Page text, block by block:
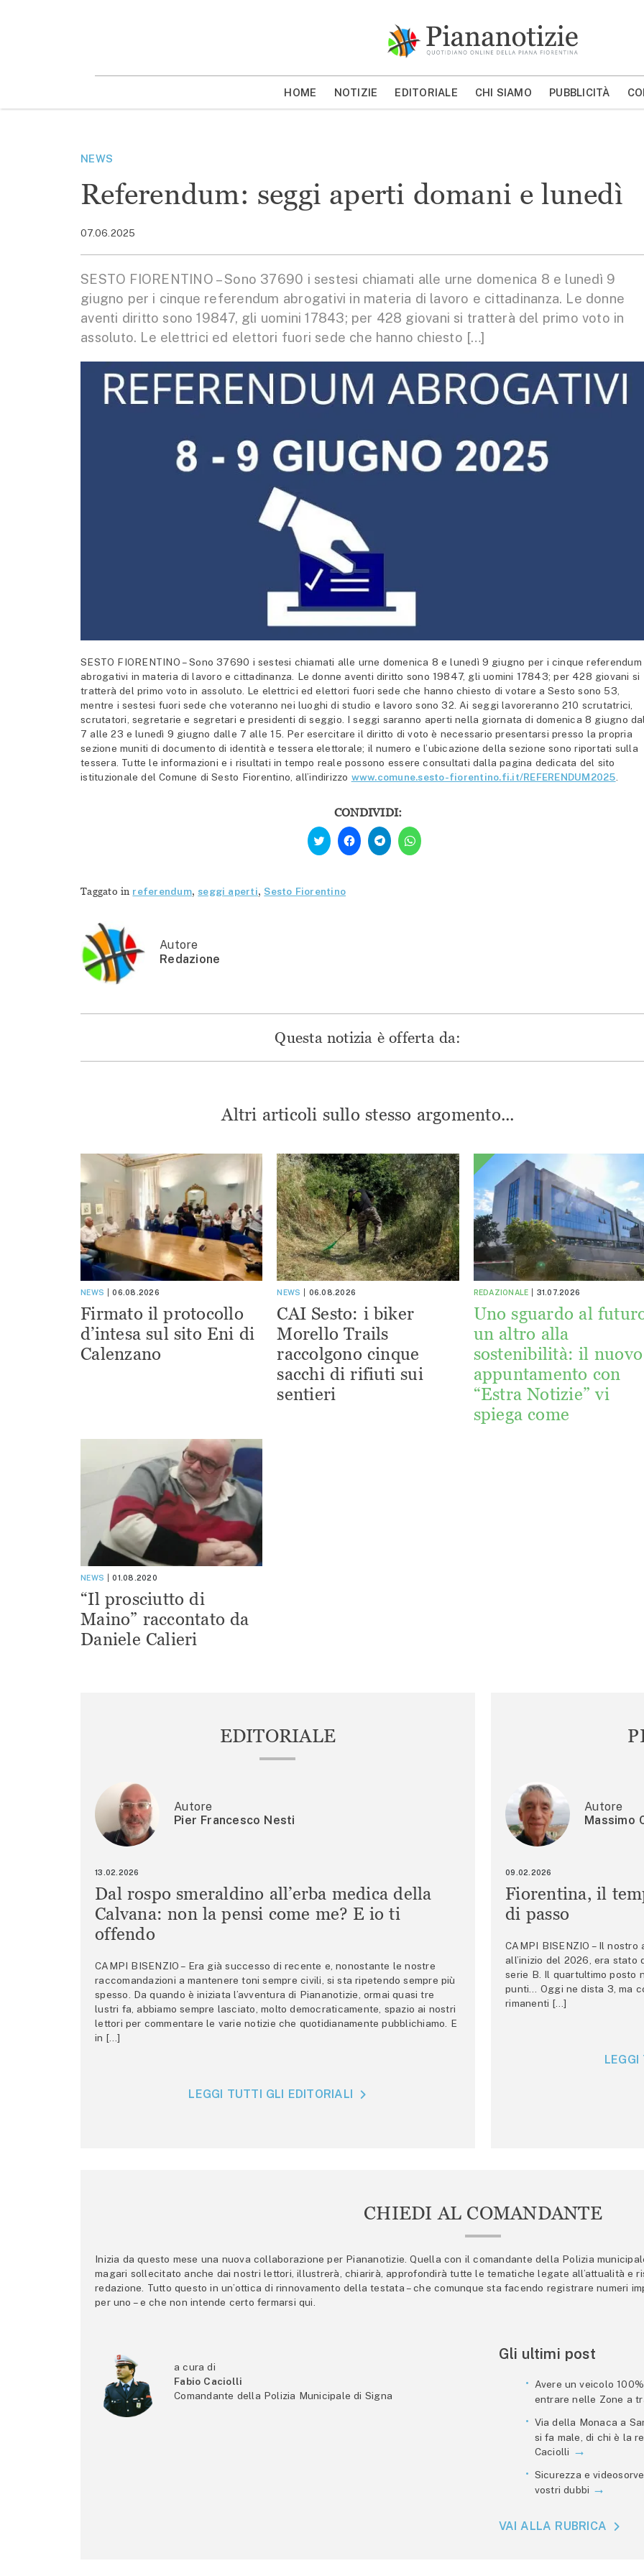
MOSTRA/NASCONDI CERCA
HOME NOTIZIE EDITORIALE CHI SIAMO PUBBLICITÀ
NEWS
Referendum: seggi aperti domani e lunedì
07.06.2025
SESTO FIORENTINO – Sono 37690 i sestesi chiamati alle urne domenica 8 e lunedì 9
giugno per i cinque referendum abrogativi in materia di lavoro e cittadinanza. Le donne
aventi diritto sono 19847, gli uomini 17843; per 428 giovani si tratterà del primo voto in
assoluto. Le elettrici ed elettori fuori sede che hanno chiesto […]
SESTO FIORENTINO – Sono 37690 i sestesi chiamati alle urne domenica 8 e lunedì 9 giugno per i cinque referendum
abrogativi in materia di lavoro e cittadinanza. Le donne aventi diritto sono 19847, gli uomini 17843; per 428 giovani si
tratterà del primo voto in assoluto. Le elettrici ed elettori fuori sede che hanno chiesto di votare a Sesto sono 53,
mentre i sestesi fuori sede che voteranno nei luoghi di studio e lavoro sono 32. Ai seggi lavoreranno 210 scrutatrici,
scrutatori, segretarie e segretari e presidenti di seggio. I seggi saranno aperti nella giornata di domenica 8 giugno
7 alle 23 e lunedì 9 giugno dalle 7 alle 15. Per esercitare il diritto di voto è necessario presentarsi presso la propria
sezione muniti di documento di identità e tessera elettorale; il numero e l’ubicazione della sezione sono riportati sulla
tessera. Tutte le informazioni e i risultati in tempo reale possono essere consultati dalla pagina dedicata del sito
istituzionale del Comune di Sesto Fiorentino, all’indirizzo www.comune.sesto-fiorentino.fi.it/REFERENDUM2025
CONDIVIDI:
Fai
clic
qui
Twitter
(Si
Fai
clic
per
condividere
Fai
clic
per
condividere
Fai
clic
per
Taggato in referendum, seggi aperti,Sesto Fiorentino
Autore
Redazione
Questa notizia è offerta da:
Altri articoli sullo stesso argomento...
NEWS 06.08.2026
Firmato il protocollo
d’intesa sul sito Eni di
Calenzano
NEWS 06.08.2026
CAI Sesto: i biker
Morello Trails
raccolgono cinque
sacchi di rifiuti sui
sentieri
REDAZIONALE 31.07.2026
Uno sguardo al
un altro alla
sostenibilità: il nuovo
appuntamento con
“Estra Notizie” vi
spiega come
NEWS 01.08.2020
“Il prosciutto di
Maino” raccontato da
Daniele Calieri
EDITORIALE
Autore
Pier Francesco Nesti
13.02.2026
Dal rospo smeraldino all’erba medica della
Calvana: non la pensi come me? E io ti
offendo
CAMPI BISENZIO – Era già successo di recente e, nonostante le nostre
raccomandazioni a mantenere toni sempre civili, si sta ripetendo sempre più
spesso. Da quando è iniziata l’avventura di Piananotizie, ormai quasi tre
lustri fa, abbiamo sempre lasciato, molto democraticamente, spazio ai nostri
lettori per commentare le varie notizie che quotidianamente pubblichiamo. E
in […]
LEGGI TUTTI GLI EDITORIALI
Autore
Massimo
09.02.2026
Fiorentina, il
di passo
CAMPI BISENZIO – Il
all’inizio del 2026, era stato
serie B. Il quartultimo posto
punti… Oggi ne dista 3, ma
rimanenti […]
CHIEDI AL COMANDANTE
Inizia da questo mese una nuova collaborazione per Piananotizie. Quella con il comandante della Polizia
magari sollecitato anche dai nostri lettori, illustrerà, chiarirà, approfondirà tutte le tematiche legate all’attualità e
redazione. Tutto questo in un’ottica di rinnovamento della testata – che comunque sta facendo registrare numeri
per uno – e che non intende certo fermarsi qui.
a cura di
Fabio Caciolli
Comandante della Polizia Municipale di Signa
Gli ultimi post
Avere un veicolo
entrare nelle Zone a
Via della Monaca a
si fa male, di chi è la
Caciolli
Sicurezza e
vostri dubbi
VAI ALLA RUBRICA